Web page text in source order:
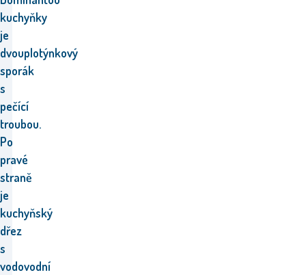
kuchyňky
je
dvouplotýnkový
sporák
s
pečící
troubou.
Po
pravé
straně
je
kuchyňský
dřez
s
vodovodní